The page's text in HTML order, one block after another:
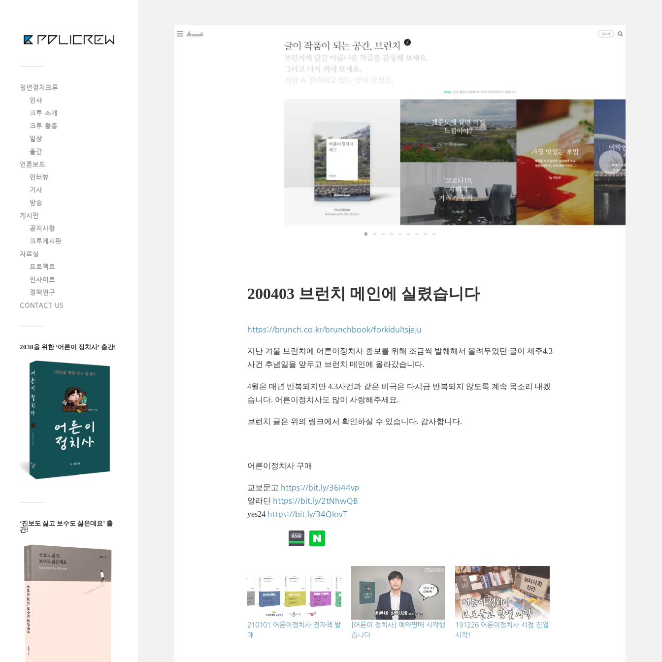
청년정치크루
인사
크루 소개
크루 활동
일상
출간
언론보도
인터뷰
기사
방송
게시판
공지사항
크루게시판
자료실
프로젝트
인사이트
정책연구
CONTACT US
2030을 위한 ‘어른이 정치사’ 출간!
‘진보도 싫고 보수도 싫은데요’ 출
간!
200403 브런치 메인에 실렸습니다
https://brunch.co.kr/brunchbook/forkidultsjeju
지난 겨울 브런치에 어른이정치사 홍보를 위해 조금씩 발췌해서 올려두었던 글이 제주4.3
사건 추념일을 앞두고 브런치 메인에 올라갔습니다.
4월은 매년 반복되지만 4.3사건과 같은 비극은 다시금 반복되지 않도록 계속 목소리 내겠
습니다. 어른이정치사도 많이 사랑해주세요.
브런치 글은 위의 링크에서 확인하실 수 있습니다. 감사합니다.
어른이정치사 구매
교보문고 https://bit.ly/36I44vp
알라딘 https://bit.ly/2tNhwQB
yes24 https://bit.ly/34QIovT
210101 어른이정치사 전자책 발
매
[어른이 정치사] 예약판매 시작했
습니다
191226 어른이정치사 서점 진열
시작!